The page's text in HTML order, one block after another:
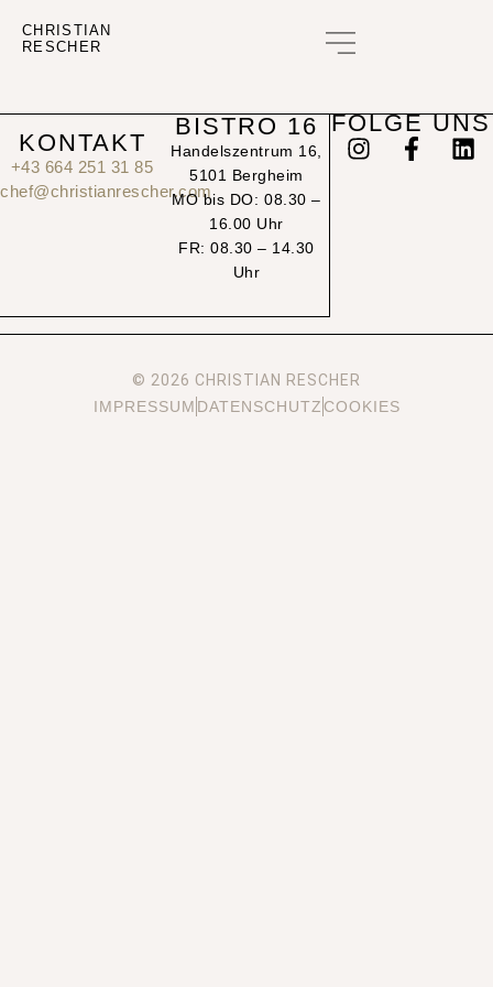
CHRISTIAN
RESCHER
KONTAKT
+43 664 251 31 85
chef@christianrescher.com
BISTRO 16
Handelszentrum 16,
5101 Bergheim
MO bis DO: 08.30 –
16.00 Uhr
FR: 08.30 – 14.30
Uhr
FOLGE UNS
© 2026 CHRISTIAN RESCHER
IMPRESSUM DATENSCHUTZ COOKIES